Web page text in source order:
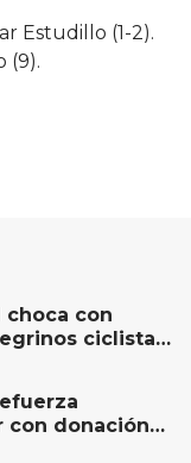
Estudillo (1-2).
(9).
choca con
ciclistas
Querétaro
con donación
Amarilla para